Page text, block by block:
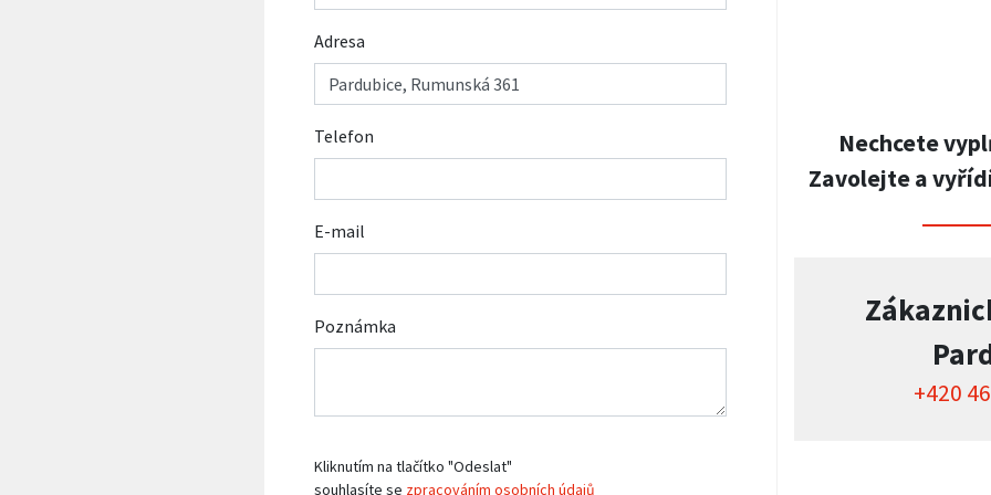
Adresa
Telefon
E-mail
Poznámka
Kliknutím na tlačítko "Odeslat"
souhlasíte se zpracováním osobních údajů
Nechcete
Zavolejte a
+420